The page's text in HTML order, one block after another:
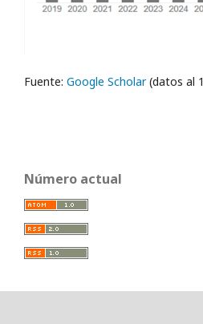
Fuente: Google Scholar(datos al
Número actual